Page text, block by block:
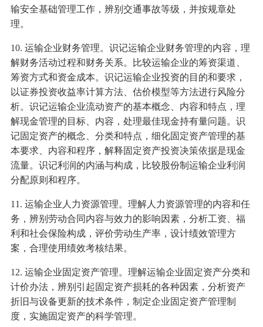
输安全基础管理工作，辨别交通事故等级，并按规章处
理。
10. 运输企业财务管理。识记运输企业财务管理的内容，理
解财务活动过程和财务关系。比较运输企业的筹资渠道、
筹资方式和资金成本。识记运输企业投资的目的和要求，
以证券投资收益率计算方法、估价模型等方法进行风险分
析。识记运输企业流动资产的基本概念、内容和特点，理
解现金管理的目标、内容，处理最佳现金持有量问题。识
记固定资产的概念、分类和特点，细化固定资产管理的基
本要求、内容和程序，解释固定资产投资决策依据是现金
流量。识记利润的内涵与构成，比较股份制运输企业利润
分配原则和程序。
11. 运输企业人力资源管理。理解人力资源管理的内容和任
务，辨别劳动合同内容与效力的影响因素，分析工资、福
利和社会保险构成，评价劳动生产率，设计绩效管理方
案，合理使用绩效考核结果。
12. 运输企业固定资产管理。理解运输企业固定资产分类和
计价办法，辨别引起固定资产损耗的各种因素，分析资产
折旧与设备更新的技术条件，制定企业固定资产管理制
度，实施固定资产的科学管理。